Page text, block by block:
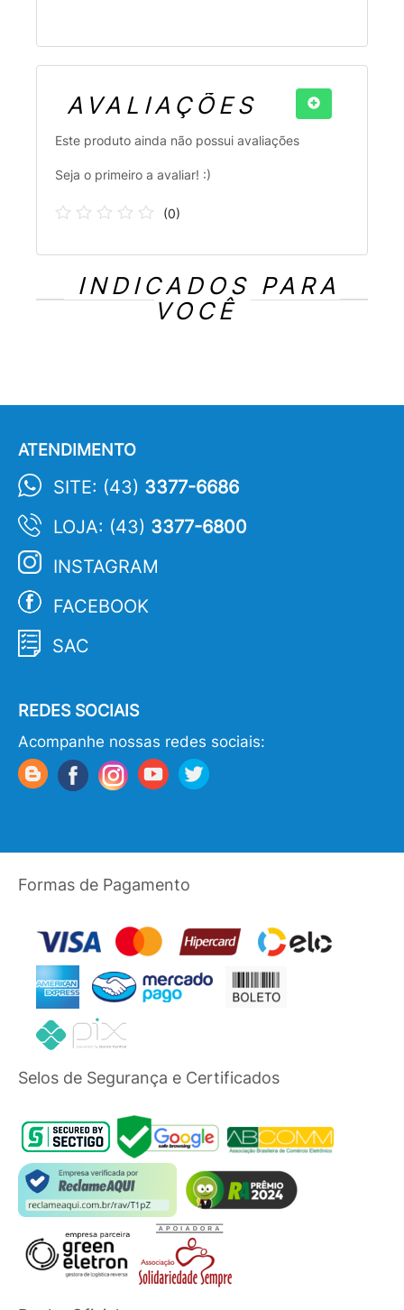
AVALIAÇÕES
Este produto ainda não possui avaliações
Seja o primeiro a avaliar! :)
(0)
INDICADOS PARA
VOCÊ
ATENDIMENTO
SITE: (43) 3377-6686
LOJA: (43) 3377-6800
INSTAGRAM
FACEBOOK
SAC
REDES SOCIAIS
Acompanhe nossas redes sociais:
Formas de Pagamento
Selos de Segurança e Certificados